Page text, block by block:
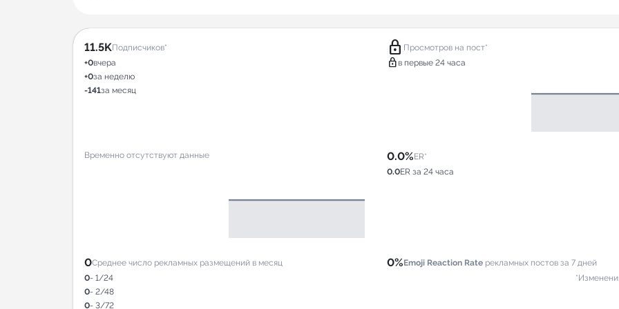
11.5KПодписчиков*
+0вчера
+0за неделю
-141за месяц
lock Просмотров на пост*
lock в первые 24 часа
Временно отсутствуют данные 0.0%ER*
0.0ER за 24 часа
0Среднее число рекламных размещений в месяц
0- 1/24
0- 2/48
0- 3/72
0%Emoji Reaction Rate рекламных постов за 7 дней